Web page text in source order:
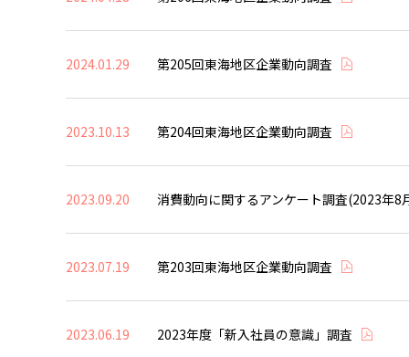
2024.01.29 第205回東海地区企業動向調査
2023.10.13 第204回東海地区企業動向調査
2023.09.20 消費動向に関するアンケート調査(2023年8
2023.07.19 第203回東海地区企業動向調査
2023.06.19 2023年度「新入社員の意識」調査